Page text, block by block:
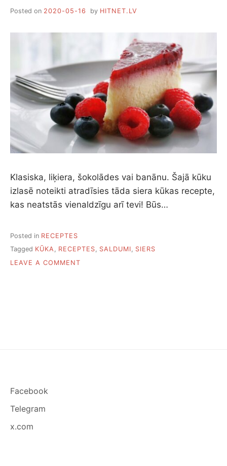
Posted on 2020-05-16 by HITNET.LV
Klasiska, liķiera, šokolādes vai banānu. Šajā kūku
izlasē noteikti atradīsies tāda siera kūkas recepte,
kas neatstās vienaldzīgu arī tevi! Būs…
Posted in RECEPTES
Tagged KŪKA, RECEPTES, SALDUMI, SIERS
LEAVE A COMMENT
Facebook
Telegram
x.com